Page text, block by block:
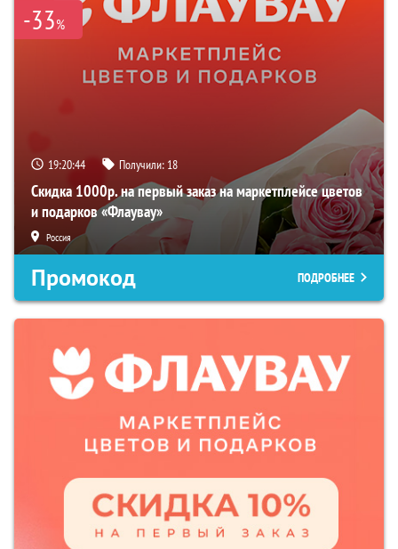
-33%
19:20:43 Получили: 18
Скидка 1000р. на первый заказ на маркетплейсе цветов
и подарков «Флаувау»
Россия
Промокод ПОДРОБНЕЕ